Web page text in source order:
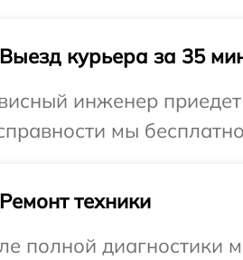
Выезд курьера за 35
инженер
мы
Ремонт техники
полной диагностики